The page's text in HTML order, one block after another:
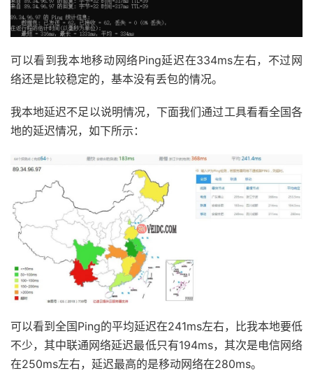
可以看到我本地移动网络Ping延迟在334ms左右，不过网
络还是比较稳定的，基本没有丢包的情况。
我本地延迟不足以说明情况，下面我们通过工具看看全国各
地的延迟情况，如下所示：
可以看到全国Ping的平均延迟在241ms左右，比我本地要低
不少，其中联通网络延迟最低只有194ms，其次是电信网络
在250ms左右，延迟最高的是移动网络在280ms。